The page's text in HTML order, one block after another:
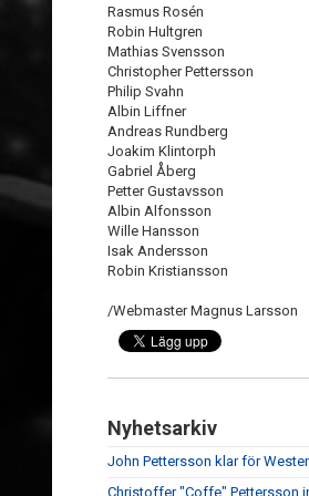
Rasmus Rosén
Robin Hultgren
Mathias Svensson
Christopher Pettersson
Philip Svahn
Albin Liffner
Andreas Rundberg
Joakim Klintorph
Gabriel Åberg
Petter Gustavsson
Albin Alfonsson
Wille Hansson
Isak Andersson
Robin Kristiansson
/Webmaster Magnus Larsson
Nyhetsarkiv
John Pettersson klar för
Christoffer "Coffe" Pettersson